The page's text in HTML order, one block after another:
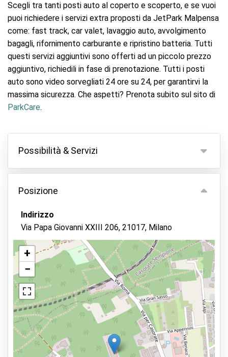
Scegli tra tanti posti auto al coperto e scoperto, e se vuoi
puoi richiedere i servizi extra proposti da JetPark Malpensa
come: fast track, car valet, lavaggio auto, avvolgimento
bagagli, rifornimento carburante e ripristino batteria. Tutti
questi servizi aggiuntivi sono offerti ad un piccolo prezzo
aggiuntivo, richiedili in fase di prenotazione. Tutti i posti
auto sono video sorvegliati 24 ore su 24, per garantirvi la
massima sicurezza. Che aspetti? Prenota subito sul sito di
ParkCare.
Possibilità & Servizi
Possibilità
Parcheggio coperto
Tieni le tue chiavi
Videocamera di sorveglianza
Lavaggio auto
Possibile manutenzione al veicolo
Stazione di ricarica elettrica
Parcheggio sicuro
Servizi
Aperto 24 ore
Posizione
Indirizzo
Via Papa Giovanni XXIII 206, 21017, Milano
Visualizza sulla mappa
+
−